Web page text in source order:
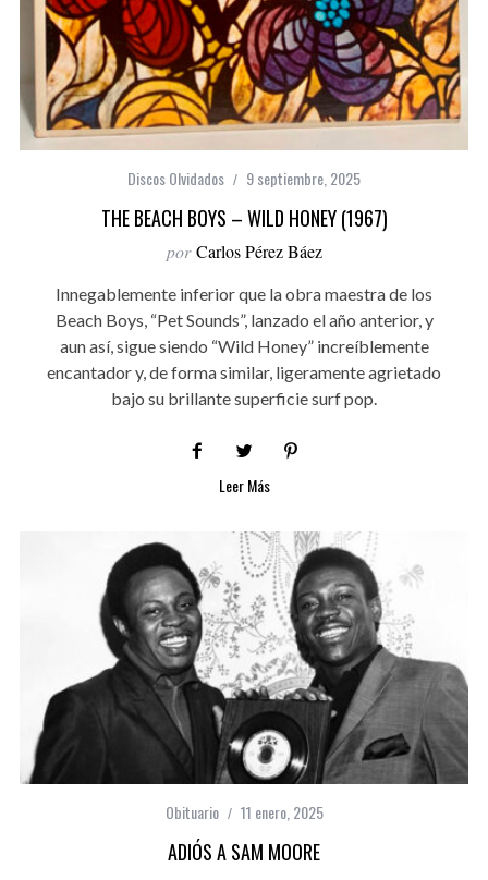
Discos Olvidados 9 septiembre, 2025
THE BEACH BOYS – WILD HONEY (1967)
por Carlos Pérez Báez
Innegablemente inferior que la obra maestra de los
Beach Boys, “Pet Sounds”, lanzado el año anterior, y
aun así, sigue siendo “Wild Honey” increíblemente
encantador y, de forma similar, ligeramente agrietado
bajo su brillante superficie surf pop.
Leer Más
Obituario 11 enero, 2025
ADIÓS A SAM MOORE